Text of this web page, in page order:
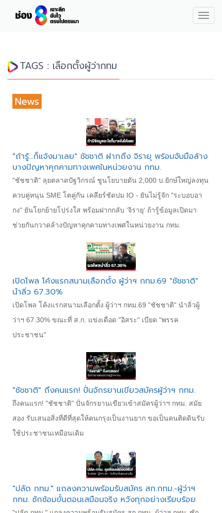
TAGS : เลือกตั้งผู้ว่ากทม
News
"ถ้ารู้...ก็แจ้งมาเลย" ชัชชาติ ฝากถึง จิรายุ พร้อมจับมือล้าง
บางปัญหาคุกคามทางเพศในหน่วยงาน กทม.
"ชัชชาติ" ลุยตลาดปัฐวิกรณ์ ชูนโยบายดัน 2,000 บ.ยักษ์ใหญ่ลงทุน
ควบคู่หนุน SME โตคู่กัน เคลียร์ชัดปม IO - ยันไม่รู้จัก "ระบอบอา
กง" ยันโยกย้ายโปร่งใส พร้อมฝากกลับ ‘จิรายุ‘ ถ้ารู้ข้อมูลเปิดมา
ช่วยกันกวาดล้างปัญหาคุกคามทางเพศในหน่วยงาน กทม.
เปิดโพล โค้งแรกสนามเลือกตั้ง ผู้ว่าฯ กทม.69 "ชัชชาติ"
นำลิ่ว 67.30%
เปิดโพล โค้งแรกสนามเลือกตั้ง ผู้ว่าฯ กทม.69 "ชัชชาติ" นำลิ่วผู้
ว่าฯ 67.30% ขณะที่ ส.ก. แข่งเดือด "อิสระ" เบียด "พรรค
ประชาชน"
"ชัชชาติ" ถึงคนแรก! ปั่นจักรยานเขียวสมัครผู้ว่าฯ กทม.
ถึงคนแรก! "ชัชชาติ" ปั่นจักรยานเขียวเข้าสมัครผู้ว่าฯ กทม. สมัย
สอง รับเสนอสิ่งที่ดีที่สุดให้คนกรุงเป็นงานยาก ขอเป็นคนติดดินรับ
ใช้ประชาชนเหมือนเดิม
"ปลัด กทม." แถลงความพร้อมรับสมัคร สก.กทม.-ผู้ว่าฯ
กทม. ซักซ้อมขั้นตอนเสมือนจริง หวังทุกอย่างเรียบร้อย